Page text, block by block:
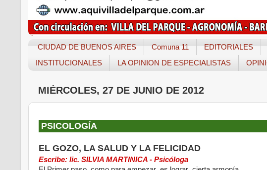
CIUDAD DE BUENOS AIRES Comuna 11 EDITORIALES
INSTITUCIONALES
LA OPINION DE ESPECIALISTAS
MIÉRCOLES, 27 DE JUNIO DE 2012
PSICOLOGÍA
EL GOZO, LA SALUD Y LA FELICIDAD
Escribe: lic. SILVIA MARTINICA - Psicóloga